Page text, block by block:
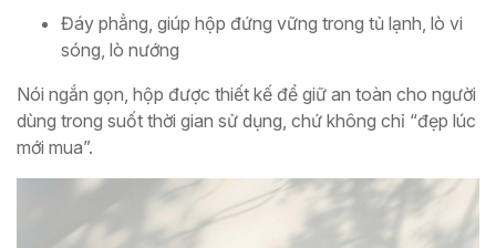
Đáy phẳng, giúp hộp đứng vững trong tủ lạnh, lò vi
sóng, lò nướng
Nói ngắn gọn, hộp được thiết kế để giữ an toàn cho người
dùng trong suốt thời gian sử dụng, chứ không chỉ “đẹp lúc
mới mua”.